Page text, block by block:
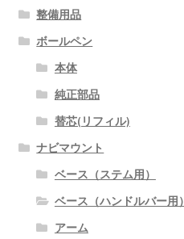
整備用品
ボールペン
本体
純正部品
替芯(リフィル)
ナビマウント
ベース（ステム用）
ベース（ハンドルバー用）
アーム